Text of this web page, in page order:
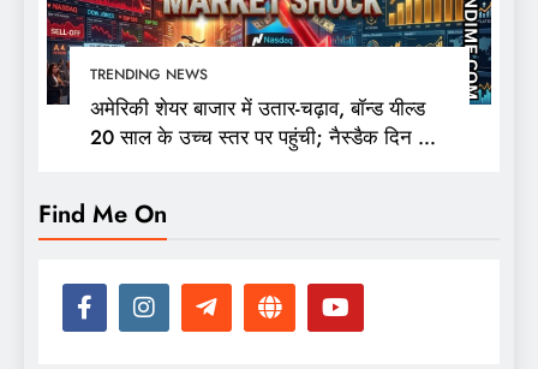
TRENDING NEWS
अमेरिकी शेयर बाजार में उतार-चढ़ाव, बॉन्ड यील्ड
20 साल के उच्च स्तर पर पहुंची; नैस्डैक दिन की
Find Me On